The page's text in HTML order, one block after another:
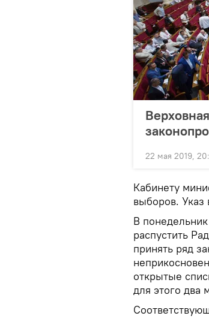
22 мая 2019,
Кабинету
выборов. Указ
В
распустить
принять ряд
открытые
для этого два